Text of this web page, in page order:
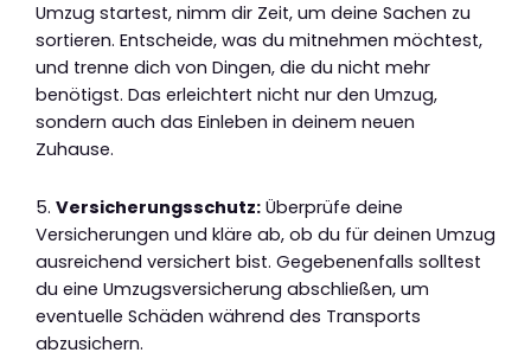
Umzug startest, nimm dir Zeit, um deine Sachen zu
sortieren. Entscheide, was du mitnehmen möchtest,
und trenne dich von Dingen, die du nicht mehr
benötigst. Das erleichtert nicht nur den Umzug,
sondern auch das Einleben in deinem neuen
Zuhause.
5. Versicherungsschutz: Überprüfe deine
Versicherungen und kläre ab, ob du für deinen Umzug
ausreichend versichert bist. Gegebenenfalls solltest
du eine Umzugsversicherung abschließen, um
eventuelle Schäden während des Transports
abzusichern.